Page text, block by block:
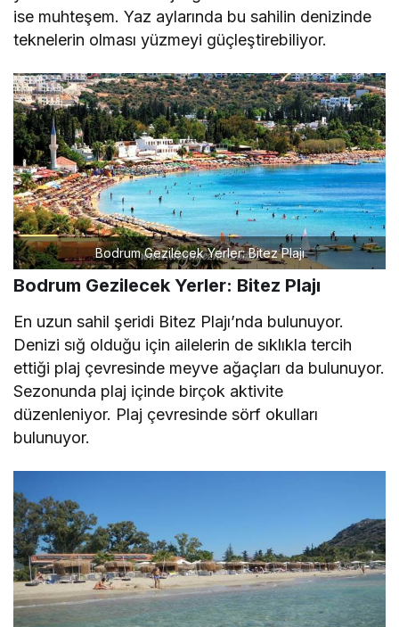
ise muhteşem. Yaz aylarında bu sahilin denizinde
teknelerin olması yüzmeyi güçleştirebiliyor.
Bodrum Gezilecek Yerler: Bitez Plajı
Bodrum Gezilecek Yerler: Bitez Plajı
En uzun sahil şeridi Bitez Plajı’nda bulunuyor.
Denizi sığ olduğu için ailelerin de sıklıkla tercih
ettiği plaj çevresinde meyve ağaçları da bulunuyor.
Sezonunda plaj içinde birçok aktivite
düzenleniyor. Plaj çevresinde sörf okulları
bulunuyor.